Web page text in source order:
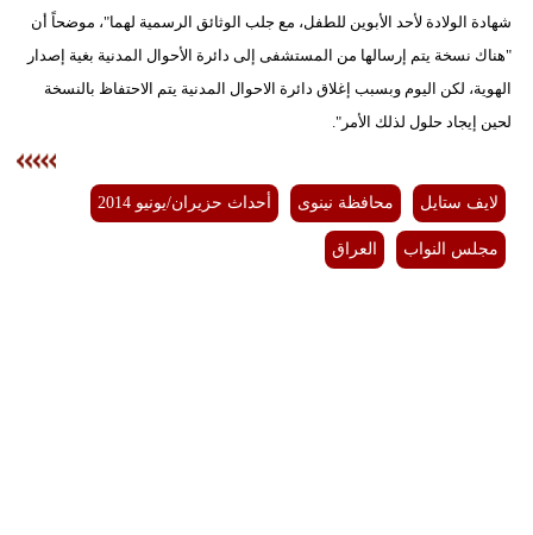
شهادة الولادة لأحد الأبوين للطفل، مع جلب الوثائق الرسمية لهما"، موضحاً أن
"هناك نسخة يتم إرسالها من المستشفى إلى دائرة الأحوال المدنية بغية إصدار
الهوية، لكن اليوم وبسبب إغلاق دائرة الاحوال المدنية يتم الاحتفاظ بالنسخة
لحين إيجاد حلول لذلك الأمر".
لايف ستايل محافظة نينوى أحداث حزيران/يونيو 2014
مجلس النواب العراق